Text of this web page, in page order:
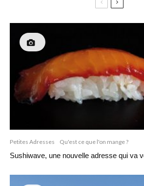
Petites Adresses Qu'est ce que l'on mange ?
Sushiwave, une nouvelle adresse qui va